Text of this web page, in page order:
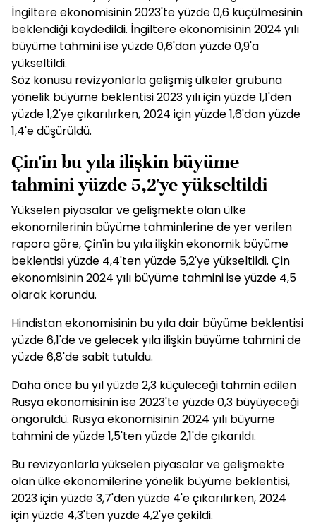
İngiltere ekonomisinin 2023'te yüzde 0,6 küçülmesinin
beklendiği kaydedildi. İngiltere ekonomisinin 2024 yılı
büyüme tahmini ise yüzde 0,6'dan yüzde 0,9'a
yükseltildi.
Söz konusu revizyonlarla gelişmiş ülkeler grubuna
yönelik büyüme beklentisi 2023 yılı için yüzde 1,1'den
yüzde 1,2'ye çıkarılırken, 2024 için yüzde 1,6'dan yüzde
1,4'e düşürüldü.
Çin'in bu yıla ilişkin büyüme
tahmini yüzde 5,2'ye yükseltildi
Yükselen piyasalar ve gelişmekte olan ülke
ekonomilerinin büyüme tahminlerine de yer verilen
rapora göre, Çin'in bu yıla ilişkin ekonomik büyüme
beklentisi yüzde 4,4'ten yüzde 5,2'ye yükseltildi. Çin
ekonomisinin 2024 yılı büyüme tahmini ise yüzde 4,5
olarak korundu.
Hindistan ekonomisinin bu yıla dair büyüme beklentisi
yüzde 6,1'de ve gelecek yıla ilişkin büyüme tahmini de
yüzde 6,8'de sabit tutuldu.
Daha önce bu yıl yüzde 2,3 küçüleceği tahmin edilen
Rusya ekonomisinin ise 2023'te yüzde 0,3 büyüyeceği
öngörüldü. Rusya ekonomisinin 2024 yılı büyüme
tahmini de yüzde 1,5'ten yüzde 2,1'de çıkarıldı.
Bu revizyonlarla yükselen piyasalar ve gelişmekte
olan ülke ekonomilerine yönelik büyüme beklentisi,
2023 için yüzde 3,7'den yüzde 4'e çıkarılırken, 2024
için yüzde 4,3'ten yüzde 4,2'ye çekildi.